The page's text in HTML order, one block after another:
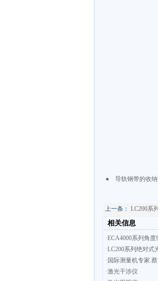
● 导轨钢带的收纳
上一条： LC200系
相关信息
·ECA4000系列角
·LC200系列绝对式
·国际测量机专家.
·激光干涉仪